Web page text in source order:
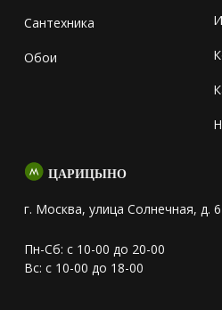
Сантехника
Обои
ЦАРИЦЫНО
г. Москва, улица Солнечная, д. 6
Пн-Сб: с 10-00 до 20-00
Вс: с 10-00 до 18-00